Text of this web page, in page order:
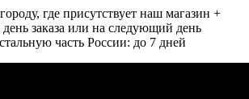
где присутствует наш магазин +
заказа или на следующий день
часть России: до 7 дней